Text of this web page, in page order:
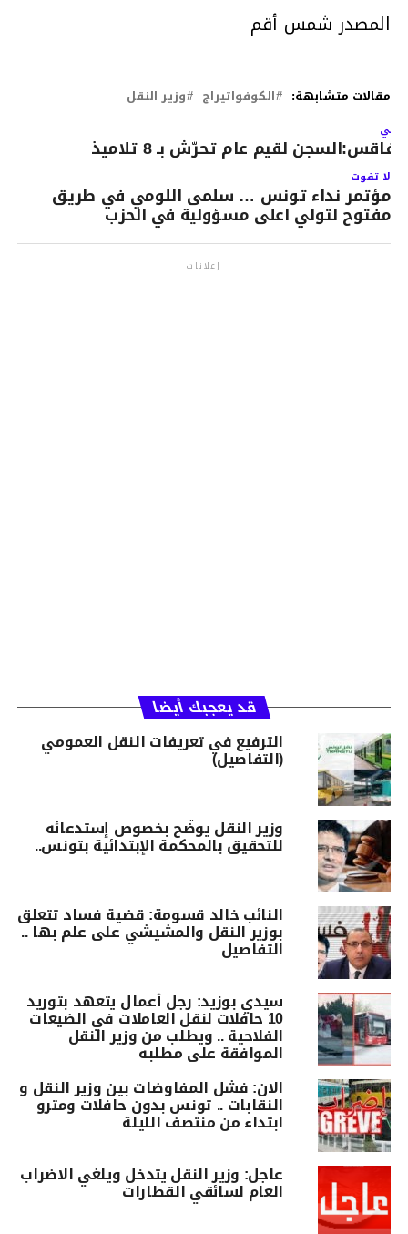
المصدر شمس أقم
مقالات متشابهة: الكوفواتيراج وزير النقل
لقيم عام تحرّش بـ 8 تلاميذ
لا تفوت
مؤتمر نداء تونس … سلمى اللومي في طريق
مفتوح لتولي اعلى مسؤولية في الحزب
إعلانات
قد يعجبك أيضا
الترفيع في تعريفات النقل العمومي
(التفاصيل)
وزير النقل يوضّح بخصوص إستدعائه
للتحقيق بالمحكمة الإبتدائية بتونس..
النائب خالد قسومة: قضية فساد تتعلق
بوزير النقل والمشيشي على علم بها ..
التفاصيل
سيدي بوزيد: رجل أعمال يتعهد بتوريد
10 حافلات لنقل العاملات في الضيعات
الفلاحية .. ويطلب من وزير النقل
الموافقة على مطلبه
الان: فشل المفاوضات بين وزير النقل و
النقابات .. تونس بدون حافلات ومترو
ابتداء من منتصف الليلة
عاجل: وزير النقل يتدخل ويلغي الاضراب
العام لسائقي القطارات